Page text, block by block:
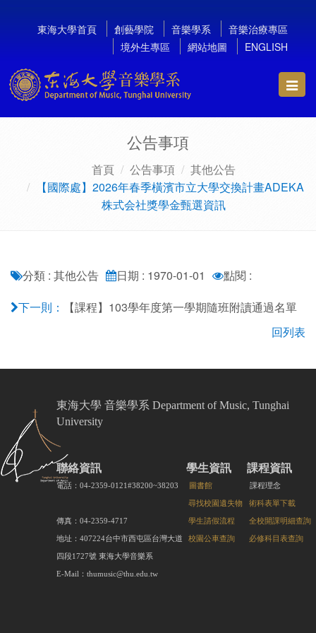
東海大學首頁 創藝學院 音樂學系
音樂治療專區
境外生專區
網站地圖 ENGLISH
公告事項
首頁 公告事項
其他公告
【國際處】2026年春季橫濱市立大學交換計畫ADEKA
株式会社獎學金甄選資訊
分類 : 其他公告 日期 : 1970-01-01 點閱 :
下一則：
【課程】103學年度第一學期隨班附讀通過名單
回列表
東海大學 音樂學系 Department of Music, Tunghai
University
聯絡資訊
電話：04-2359-0121#38200~38203
傳真：04-2359-4717
地址：407224台中市西屯區台灣大道
四段1727號 東海大學音樂系
E-Mail：thumusic@thu.edu.tw
學生資訊
圖書館
尋找校園遺失物
學生請假流程
校園公車查詢
課程資訊
課程理念
術科表單下載
全校開課明細查詢
必修科目表查詢